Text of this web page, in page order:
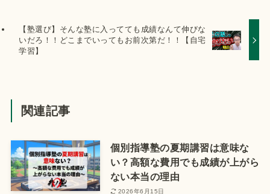
【塾選び】そんな塾に入ってても成績なんて伸びな
いだろ！！どこまでいってもお前次第だ！！【自宅
学習】
関連記事
個別指導塾の夏期講習は意味な
い？高額な費用でも成績が上がら
ない本当の理由
2026年6月15日